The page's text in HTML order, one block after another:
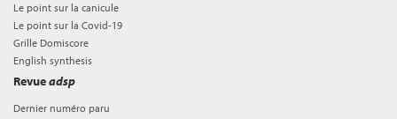
Le point sur la canicule
Le point sur la Covid-19
Grille Domiscore
English synthesis
Revueadsp
Dernier numéro paru